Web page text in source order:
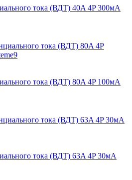
тока (ВДТ) 40A 4P 300мА
тока (ВДТ) 80A 4P 100мА
тока (ВДТ) 63A 4P 30мА